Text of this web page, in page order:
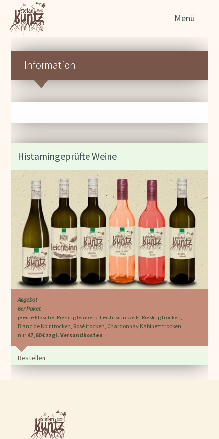
Menü
Information
Histamingeprüfte Weine
Angebot
6er Paket
je eine Flasche, Riesling feinherb, Leichtsinn weiß, Riesling trocken,
Blanc de Noir trocken, Rosé trocken, Chardonnay Kabinett trocken
nur 47,60 € zzgl. Versandkosten
Bestellen